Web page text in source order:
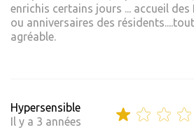
enrichis certains jours ... accueil
ou anniversaires des
agréable.
Hypersensible
Il y a 3 années